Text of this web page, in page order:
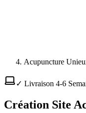
Acupuncture
✓ Livraison 4-6
Création Site